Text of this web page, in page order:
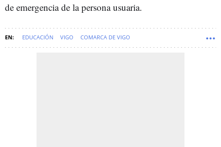
de emergencia de la persona usuaria.
EDUCACIÓN VIGO COMARCA DE VIGO